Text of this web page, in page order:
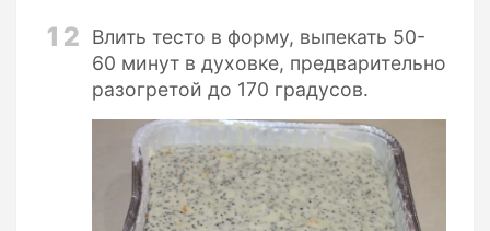
12
Влить тесто в форму, выпекать 50-
60 минут в духовке, предварительно
разогретой до 170 градусов.